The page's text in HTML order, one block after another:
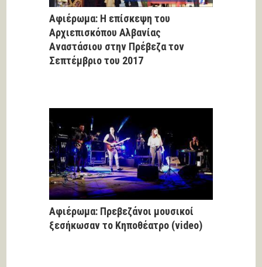
Αφιέρωμα: Η επίσκεψη του
Αρχιεπισκόπου Αλβανίας
Αναστάσιου στην Πρέβεζα τον
Σεπτέμβριο του 2017
Αφιέρωμα: Πρεβεζάνοι μουσικοί
ξεσήκωσαν το Κηποθέατρο (video)